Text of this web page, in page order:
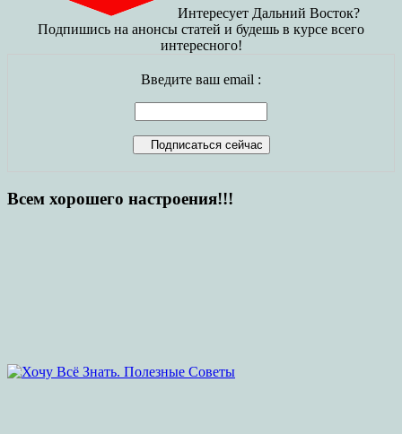
Интересует Дальний Восток?
Подпишись на анонсы статей и будешь в курсе всего
интересного!
Введите ваш email :
Всем хорошего настроения!!!